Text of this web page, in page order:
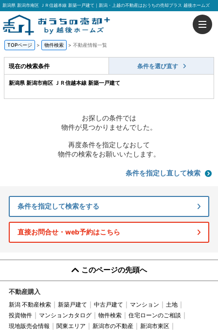
新潟県 新潟市南区 ＪＲ信越本線 新築一戸建て｜新潟・上越の不動産はおうちの売却プラス 越後ホームズ
TOPページ > 物件検索 > 不動産情報一覧
現在の検索条件 条件を選び直す
新潟県 新潟市南区 ＪＲ信越本線 新築一戸建て
お探しの条件では
物件が見つかりませんでした。
再度条件を指定しなおして
物件の検索をお願いいたします。
条件を指定し直して検索
条件を指定して検索をする
直接お問合せ・web予約はこちら
このページの先頭へ
不動産購入
新潟 不動産検索 新築戸建て 中古戸建て マンション
土地
投資物件
マンションカタログ 物件検索
住宅ローンのご相談
現地販売会情報
関東エリア 新潟市の不動産
新潟市東区